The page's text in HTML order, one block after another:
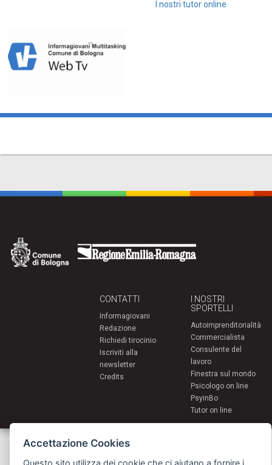
I nostri tutor online
CONTATTI
Informagiovani
Redazione
Richiedi tirocinio
Iscriviti alla
newsletter
Credits
I NOSTRI
SPORTELLI
Autoimprenditorialità
Commercialista
Consulente del
lavoro
Finestra sul mondo
Psicologo on line
PsyinBo
Tutor on line
Servizi per i giovani - Scambi e soggiorni all'estero
Comune di Bologna | Piazza Maggiore 6 - 40124 Bologna
giovani@comune.bologna.it
Accettazione Cookies
Questo sito utilizza dei cookie che ci aiutano a fornire i